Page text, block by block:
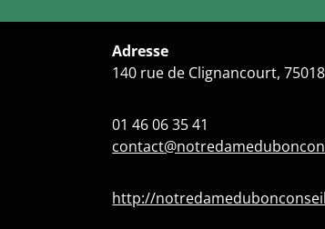
Adresse
140 rue de Clignancourt,
01 46 06 35 41
http://